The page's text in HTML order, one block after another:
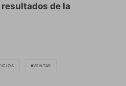
de la
VENTAS